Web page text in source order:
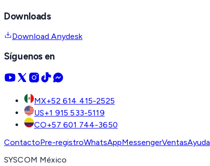
Downloads
Download Anydesk
Síguenos en
MX+52 614 415-2525
US+1 915 533-5119
CO+57 601 744-3650
ContactoPre-registroWhatsAppMessengerVentasAyuda
SYSCOM México